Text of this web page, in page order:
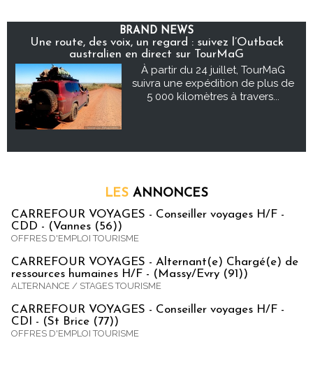
BRAND NEWS
Une route, des voix, un regard : suivez l’Outback
australien en direct sur TourMaG
À partir du 24 juillet, TourMaG
suivra une expédition de plus de
5 000 kilomètres à travers...
LES ANNONCES
CARREFOUR VOYAGES - Conseiller voyages H/F -
CDD - (Vannes (56))
OFFRES D'EMPLOI TOURISME
CARREFOUR VOYAGES - Alternant(e) Chargé(e) de
ressources humaines H/F - (Massy/Evry (91))
ALTERNANCE / STAGES TOURISME
CARREFOUR VOYAGES - Conseiller voyages H/F -
CDI - (St Brice (77))
OFFRES D'EMPLOI TOURISME